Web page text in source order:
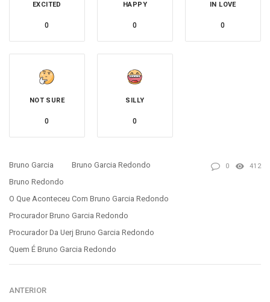
EXCITED
0
HAPPY
0
IN LOVE
0
NOT SURE
0
SILLY
0
Bruno Garcia
Bruno Garcia Redondo
Bruno Redondo
O Que Aconteceu Com Bruno Garcia Redondo
Procurador Bruno Garcia Redondo
Procurador Da Uerj Bruno Garcia Redondo
Quem É Bruno Garcia Redondo
0 412
ANTERIOR